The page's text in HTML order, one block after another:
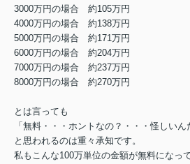
3000万円の場合 約105万円
4000万円の場合 約138万円
5000万円の場合 約171万円
6000万円の場合 約204万円
7000万円の場合 約237万円
8000万円の場合 約270万円
とは言っても
「無料・・・ホントなの？・・・怪しいん
と思われるのは重々承知です。
私もこんな100万単位の金額が無料になっ